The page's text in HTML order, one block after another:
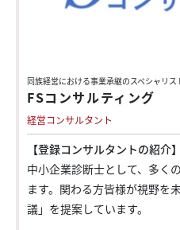
同族経営における事業承継のスペシャリス
FSコンサルティング
経営コンサルタント
【登録コンサルタントの紹介】
中小企業診断士として、多く
ます。関わる方皆様が視野を
議」を提案しています。